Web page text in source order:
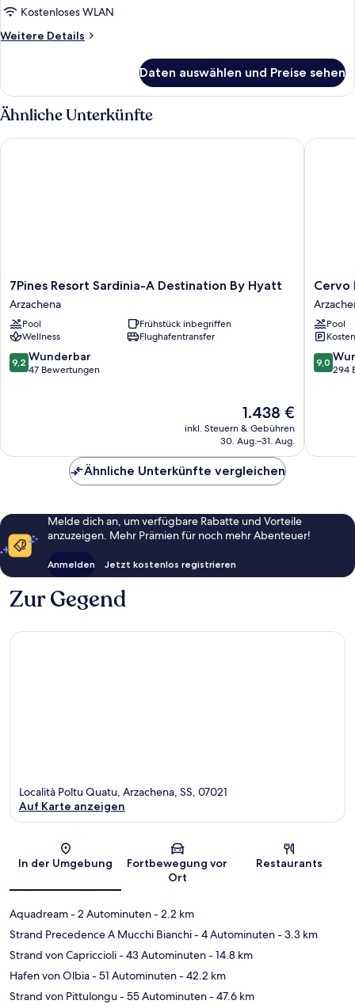
Kostenloses WLAN
Weitere Details
Weitere
Daten auswählen und Preise sehen
Ähnliche Unterkünfte
7Pines
Resort
Sardinia-
A
Destination
By
Hyatt
7Pines Resort Sardinia-A Destination By Hyatt
Arzachena
Pool
Frühstück inbegriffen
Wellness
Flughafentransfer
9.2
von
9,2 Wunderbar
47 Bewertungen
Der
Preis
beträgt
1.438 €
inkl. Steuern & Gebühren
30. Aug.–31. Aug.
7Pines Resort Sardinia-A Destination By Hyatt
Cervo
Hotel,
Costa
Resort
Cervo
Pool
9.0
von
9,0
294
Cervo
Ähnliche Unterkünfte vergleichen
Melde dich an, um verfügbare Rabatte und Vorteile
anzuzeigen. Mehr Prämien für noch mehr Abenteuer!
Anmelden Jetzt kostenlos registrieren
Zur Gegend
Karte
Località Poltu Quatu, Arzachena, SS, 07021
Auf Karte anzeigen
In der Umgebung
Fortbewegung vor
Ort
Restaurants
Aquadream- 2 Autominuten- 2.2 km
Strand Precedence A Mucchi Bianchi- 4 Autominuten- 3.3 km
Strand von Capriccioli- 43 Autominuten- 14.8 km
Hafen von Olbia- 51 Autominuten- 42.2 km
Strand von Pittulongu- 55 Autominuten- 47.6 km